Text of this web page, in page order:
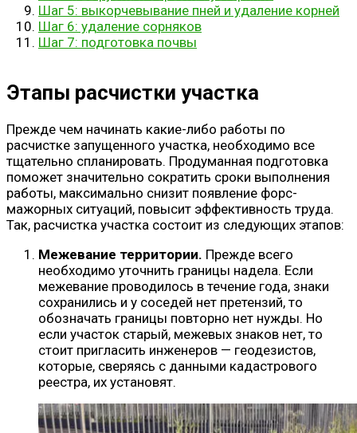
Шаг 5: выкорчевывание пней и удаление корней
Шаг 6: удаление сорняков
Шаг 7: подготовка почвы
Этапы расчистки участка
Прежде чем начинать какие-либо работы по
расчистке запущенного участка, необходимо все
тщательно спланировать. Продуманная подготовка
поможет значительно сократить сроки выполнения
работы, максимально снизит появление форс-
мажорных ситуаций, повысит эффективность труда.
Так, расчистка участка состоит из следующих этапов:
Межевание территории. Прежде всего
необходимо уточнить границы надела. Если
межевание проводилось в течение года, знаки
сохранились и у соседей нет претензий, то
обозначать границы повторно нет нужды. Но
если участок старый, межевых знаков нет, то
стоит пригласить инженеров — геодезистов,
которые, сверяясь с данными кадастрового
реестра, их установят.